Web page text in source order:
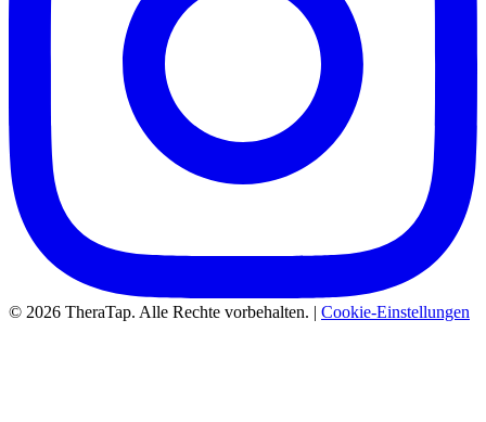
© 2026 TheraTap. Alle Rechte vorbehalten. | Cookie-Einstellungen